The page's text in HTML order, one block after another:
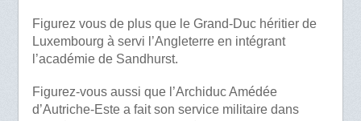
Figurez vous de plus que le Grand-Duc héritier de
Luxembourg à servi l’Angleterre en intégrant
l’académie de Sandhurst.
Figurez-vous aussi que l’Archiduc Amédée
d’Autriche-Este a fait son service militaire dans